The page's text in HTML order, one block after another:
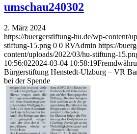
umschau240302
2. März 2024
https://buergerstiftung-hu.de/wp-content/
stiftung-15.png 0 0 RVAdmin https://
content/uploads/2022/03/hu-stiftung-
10:56:022024-03-04 10:58:19
Bürgerstiftung Henstedt-Ulzburg – VR
bei der Spende